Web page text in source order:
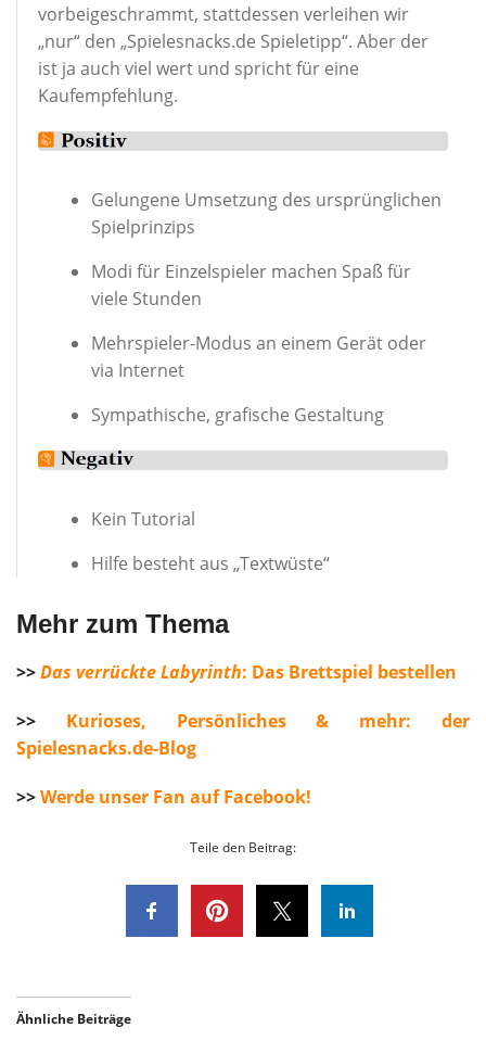
vorbeigeschrammt, stattdessen verleihen wir
„nur“ den „Spielesnacks.de Spieletipp“. Aber der
ist ja auch viel wert und spricht für eine
Kaufempfehlung.
Gelungene Umsetzung des ursprünglichen
Spielprinzips
Modi für Einzelspieler machen Spaß für
viele Stunden
Mehrspieler-Modus an einem Gerät oder
via Internet
Sympathische, grafische Gestaltung
Kein Tutorial
Hilfe besteht aus „Textwüste“
Mehr zum Thema
>>Das verrückte Labyrinth: Das Brettspiel bestellen
>> Kurioses, Persönliches & mehr: der
Spielesnacks.de-Blog
>>Werde unser Fan auf Facebook!
Teile den Beitrag:
Ähnliche Beiträge